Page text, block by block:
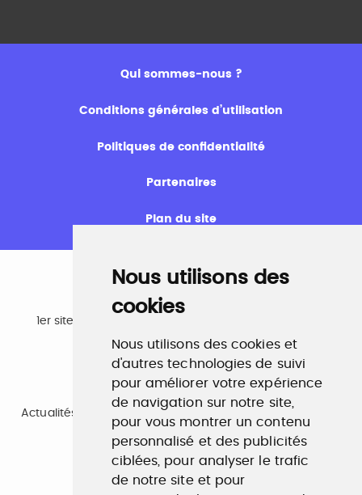
Nous utilisons des
cookies
Nous utilisons des cookies et
d'autres technologies de suivi
pour améliorer votre expérience
de navigation sur notre site,
pour vous montrer un contenu
personnalisé et des publicités
ciblées, pour analyser le trafic
de notre site et pour
Qui sommes-nous ?
Conditions générales d’utilisation
Politiques de confidentialité
Partenaires
Plan du site
Emploi
1er site emploi du secteur culturel 784.000 visites et
www.profilculture.com
Formation
Actualités, guide et annuaire des formations aux métiers
de la culture.
www.profilculture-formation.com
Accompagnement professionnel